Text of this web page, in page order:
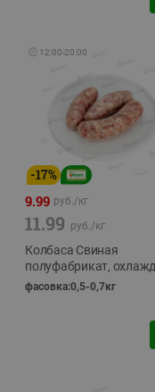
🕘 12:00-20:00
-17%
9.99 руб./кг
11.99 руб./кг
Колбаса Свиная
полуфабрикат, охлажд
фасовка:0,5-0,7кг